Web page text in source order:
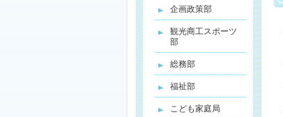
企画政策部
観光商工スポーツ
部
総務部
福祉部
こども家庭局